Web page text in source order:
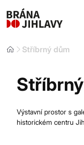
Stříbrný dům
Výstavní prostor s
historickém centru